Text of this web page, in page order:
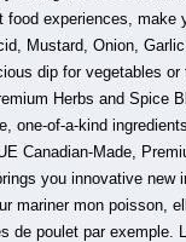
food experiences,
Mustard, Onion,
dip for vegetables
Herbs and Spice
one-of-a-kind
Canadian-Made,
you innovative
mariner mon poisson,
de poulet par exemple.